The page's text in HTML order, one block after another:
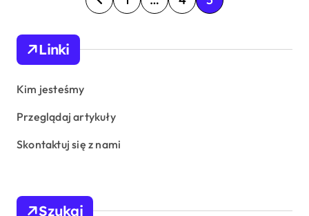
o
p
g
n
Linki
Kim jesteśmy
Przeglądaj artykuły
Skontaktuj się z nami
Szukaj